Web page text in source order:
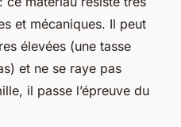
et mécaniques. Il peut
élevées (une tasse
et ne se raye pas
il passe l’épreuve du